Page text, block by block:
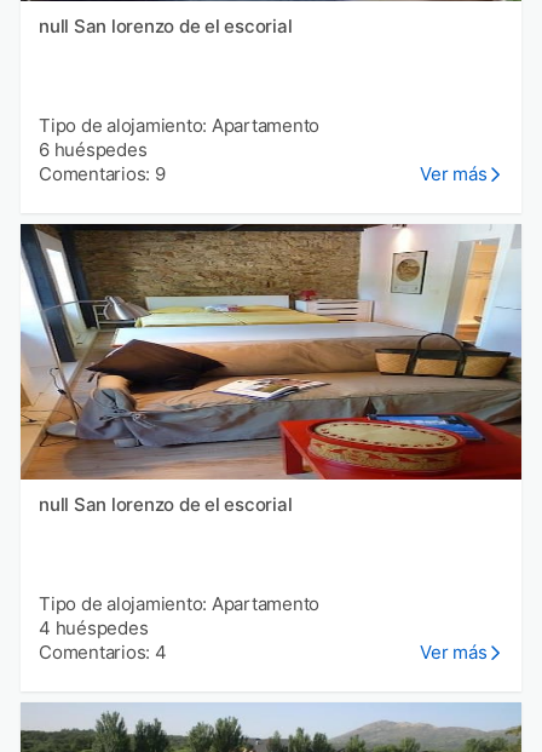
null San lorenzo de el escorial
Tipo de alojamiento: Apartamento
6 huéspedes
Comentarios: 9
Ver más
null San lorenzo de el escorial
Tipo de alojamiento: Apartamento
4 huéspedes
Comentarios: 4
Ver más